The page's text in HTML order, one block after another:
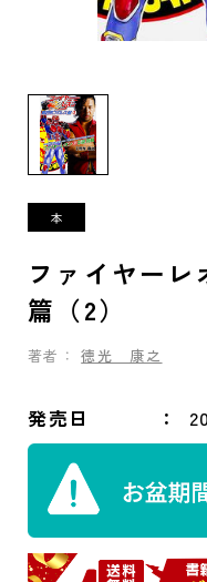
ファイヤーレ
篇（2）
著者： 徳光 康之
発売日